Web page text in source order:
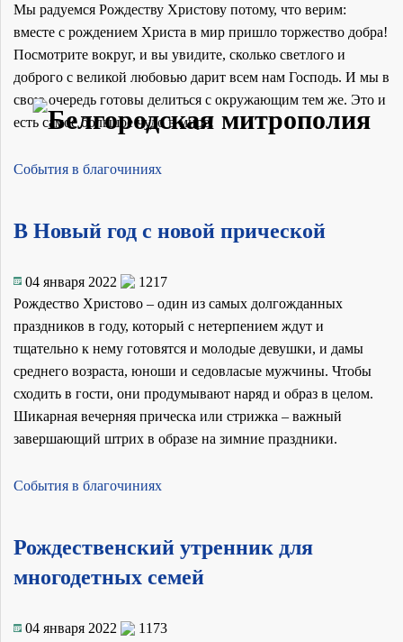
Мы радуемся Рождеству Христову потому, что верим:
вместе с рождением Христа в мир пришло торжество добра!
Посмотрите вокруг, и вы увидите, сколько светлого и
доброго с великой любовью дарит всем нам Господь. И мы в
свою очередь готовы делиться с окружающим тем же. Это и
есть самое большое чудо в мире!
События в благочиниях
В Новый год с новой прической
04 января 2022
1217
Рождество Христово – один из самых долгожданных
праздников в году, который с нетерпением ждут и
тщательно к нему готовятся и молодые девушки, и дамы
среднего возраста, юноши и седовласые мужчины. Чтобы
сходить в гости, они продумывают наряд и образ в целом.
Шикарная вечерняя прическа или стрижка – важный
завершающий штрих в образе на зимние праздники.
События в благочиниях
Рождественский утренник для
многодетных семей
04 января 2022
1173